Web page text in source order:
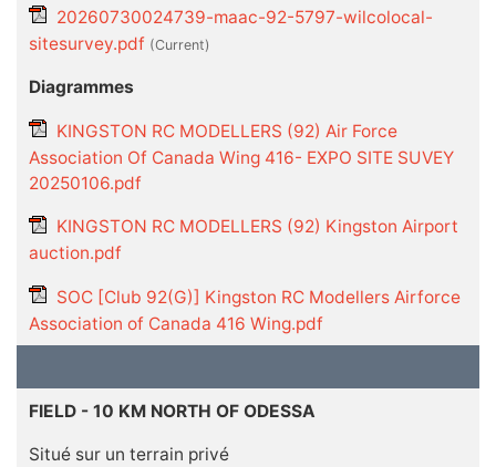
20260730024739-maac-92-5797-wilcolocal-
sitesurvey.pdf (current)
Diagrammes
KINGSTON RC MODELLERS (92) Air Force
Association Of Canada Wing 416- EXPO SITE SUVEY
20250106.pdf
KINGSTON RC MODELLERS (92) Kingston Airport
auction.pdf
SOC [Club 92(G)] Kingston RC Modellers Airforce
Association of Canada 416 Wing.pdf
FIELD - 10 KM NORTH OF ODESSA
Situé sur un terrain privé